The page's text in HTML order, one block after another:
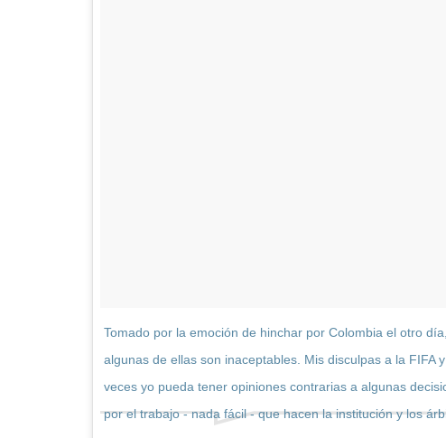
Tomado por la emoción de hinchar por Colombia el otro
algunas de ellas son inaceptables. Mis disculpas a la FIFA
veces yo pueda tener opiniones contrarias a algunas
por el trabajo - nada fácil - que hacen la institución y los